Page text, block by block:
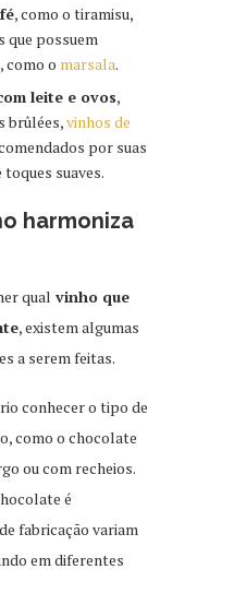
, como o tiramisu,
que possuem
como o marsala.
leite e ovos,
brûlées,vinhos de
por suas
suaves.
harmoniza
qual vinho que
, existem algumas
a serem feitas.
conhecer o tipo de
como o chocolate
ou com recheios.
é
fabricação variam
em diferentes